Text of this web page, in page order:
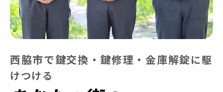
西脇市で鍵交換・鍵修理・金庫解錠に駆
けつける